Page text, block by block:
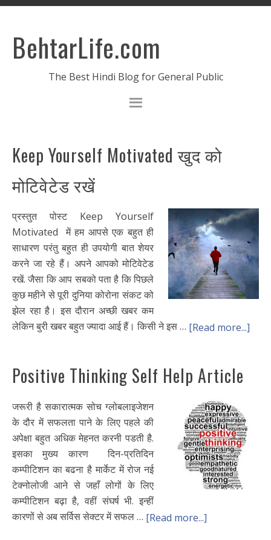
BehtarLife.com
The Best Hindi Blog for General Public
Keep Yourself Motivated खुद को
मोटिवेटेड रखें
प्रस्तुत पोस्ट Keep Yourself
Motivated में हम आपसे एक बहुत ही
साधारण परंतु बहुत ही उपयोगी बात शेयर
करने जा रहे हैं। अपने आपको मोटिवेटेड
रखें. जैसा कि आप सबको पता है कि पिछले
कुछ महीने से पूरी दुनिया कोरोना संकट को
झेल रहा है। इस दौरान अच्छी खबर कम
लेकिन बुरी खबर बहुत ज्यादा आई हैं। किसी ने इस … [Read more...]
Positive Thinking Self Help Article
जरूरी है सकारात्मक सोच ग्लोबलाइजेशन
के दौर में सफलता पाने के लिए पहले की
अपेक्षा बहुत अधिक मेहनत करनी पडती है.
इसका मुख्य कारण दिन-प्रतिदिन
कम्पीटिशन का बढना है मार्केट में रोज नई
टेक्नोलोजी आने से जहाँ लोगों के लिए
कम्पीटिशन बढ़ा है, वहीं संघर्ष भी. इन्हीं
कारणों से अब सर्विस सेक्टर में सफल … [Read more...]